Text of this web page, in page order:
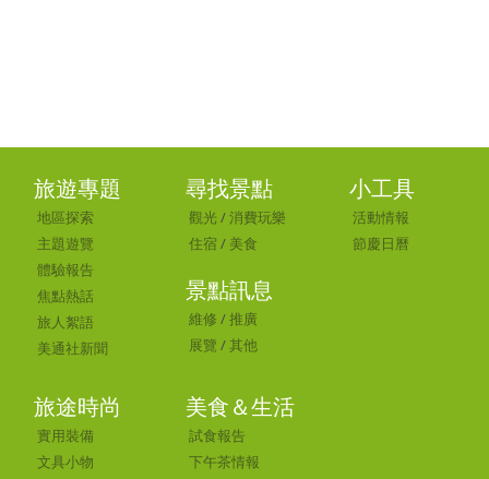
旅遊專題
地區探索
主題遊覽
體驗報告
焦點熱話
旅人絮語
美通社新聞
尋找景點
觀光 /消費玩樂
住宿 / 美食
景點訊息
維修 /推廣
展覽 /其他
小工具
活動情報
節慶日曆
旅途時尚
實用裝備
文具小物
美食＆生活
試食報告
下午茶情報